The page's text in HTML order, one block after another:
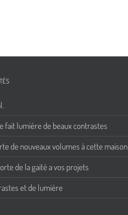
fait lumière de beaux contrastes
de nouveaux volumes à cette maison
de la gaité a vos projets
et de lumière